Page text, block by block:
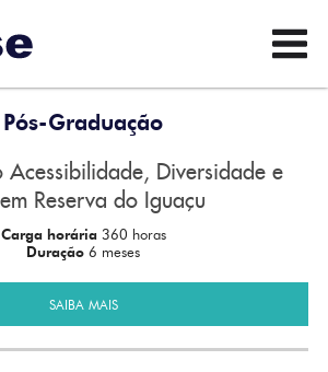
Pós-Graduação
Acessibilidade, Diversidade e
Reserva do Iguaçu
Carga horária 360 horas
Duração 6 meses
SAIBA MAIS